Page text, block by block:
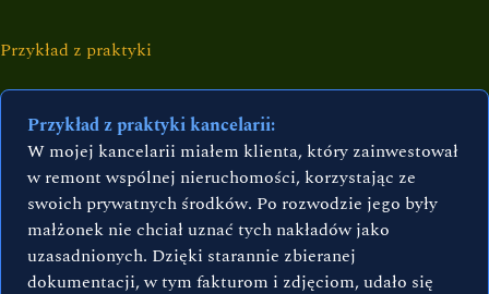
Przykład z praktyki
Przykład z praktyki kancelarii:
W mojej kancelarii miałem klienta, który zainwestował
w remont wspólnej nieruchomości, korzystając ze
swoich prywatnych środków. Po rozwodzie jego były
małżonek nie chciał uznać tych nakładów jako
uzasadnionych. Dzięki starannie zbieranej
dokumentacji, w tym fakturom i zdjęciom, udało się